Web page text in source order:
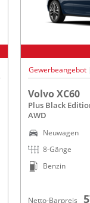
Gewerbeangebot|
Volvo XC60
Plus Black
AWD
Neuwagen
8-Gänge
Benzin
Netto-Barpreis